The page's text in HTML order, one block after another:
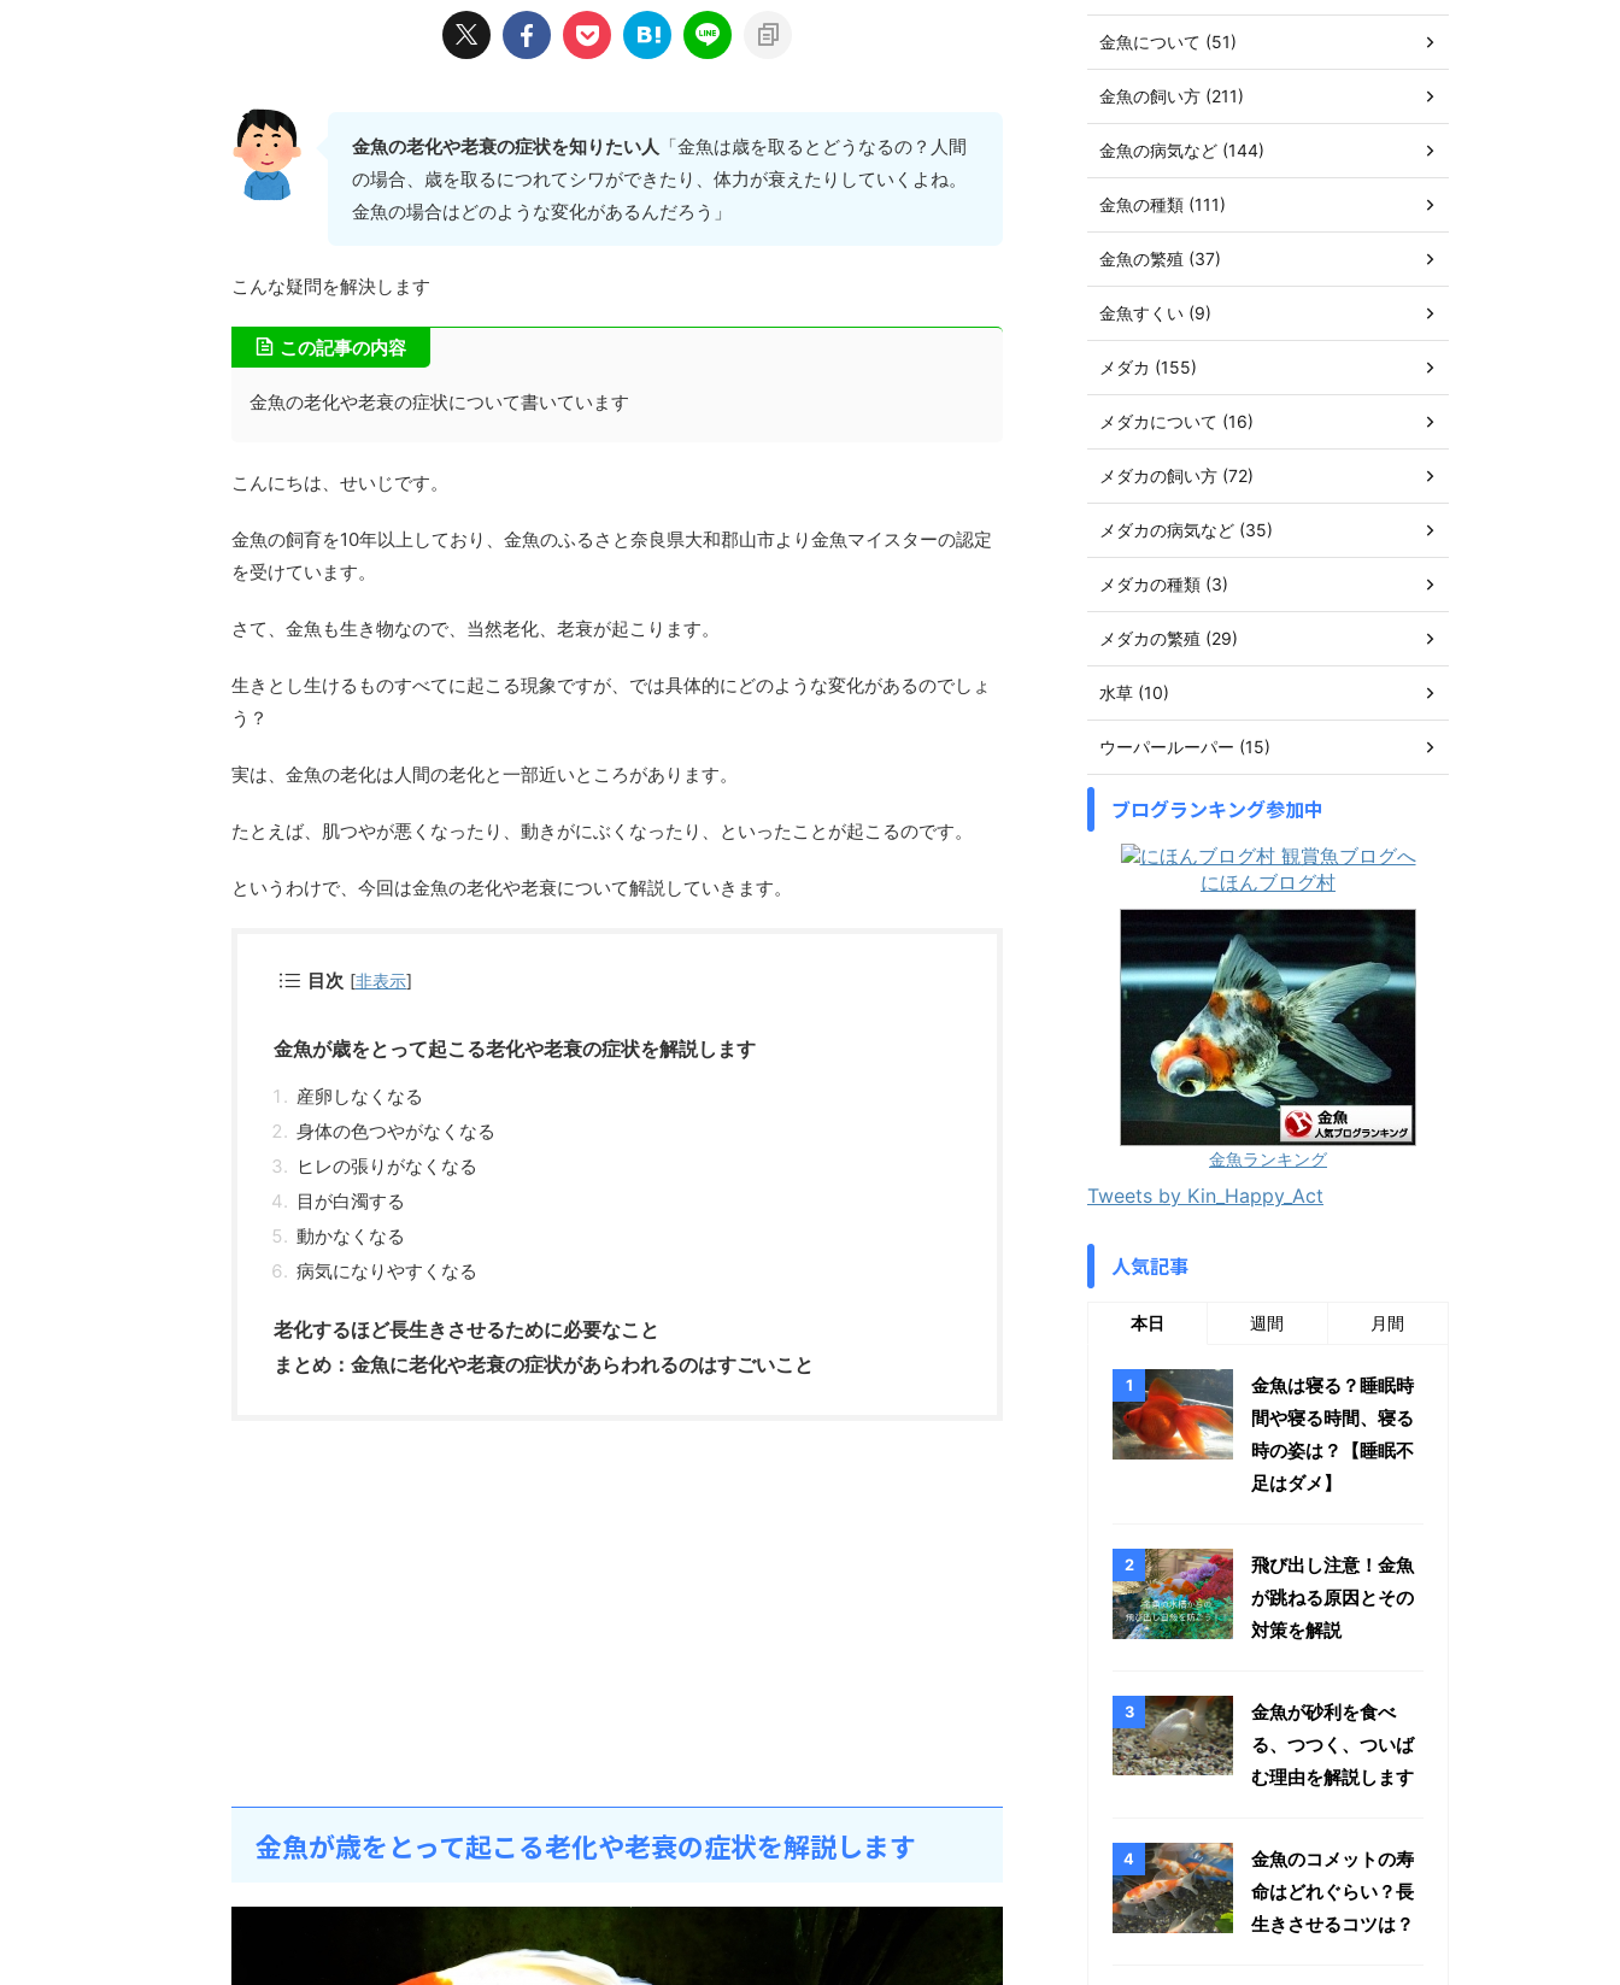
金魚の老化や老衰の症状を知りたい人 「金魚は歳を取るとどうなるの？人間
の場合、歳を取るにつれてシワができたり、体力が衰えたりしていくよね。
金魚の場合はどのような変化があるんだろう」
こんな疑問を解決します
この記事の内容
金魚の老化や老衰の症状について書いています
こんにちは、せいじです。
金魚の飼育を10年以上しており、金魚のふるさと奈良県大和郡山市より金魚マイスターの認定
を受けています。
さて、金魚も生き物なので、当然老化、老衰が起こります。
生きとし生けるものすべてに起こる現象ですが、では具体的にどのような変化があるのでしょ
う？
実は、金魚の老化は人間の老化と一部近いところがあります。
たとえば、肌つやが悪くなったり、動きがにぶくなったり、といったことが起こるのです。
というわけで、今回は金魚の老化や老衰について解説していきます。
目次 [非表示]
金魚が歳をとって起こる老化や老衰の症状を解説します
産卵しなくなる
身体の色つやがなくなる
ヒレの張りがなくなる
目が白濁する
動かなくなる
病気になりやすくなる
老化するほど長生きさせるために必要なこと
まとめ：金魚に老化や老衰の症状があらわれるのはすごいこと
金魚が歳をとって起こる老化や老衰の症状を解説します
金魚について (51)
金魚の飼い方 (211)
金魚の病気など (144)
金魚の種類 (111)
金魚の繁殖 (37)
金魚すくい (9)
メダカ (155)
メダカについて (16)
メダカの飼い方 (72)
メダカの病気など (35)
メダカの種類 (3)
メダカの繁殖 (29)
水草 (10)
ウーパールーパー (15)
ブログランキング参加中
にほんブログ村
金魚ランキング
Tweets by Kin_Happy_Act
人気記事
本日 週間 月間
金魚は寝る？睡眠時
間や寝る時間、寝る
時の姿は？【睡眠不
足はダメ】
飛び出し注意！金魚
が跳ねる原因とその
対策を解説
金魚が砂利を食べ
る、つつく、ついば
む理由を解説します
金魚のコメットの寿
命はどれぐらい？長
生きさせるコツは？